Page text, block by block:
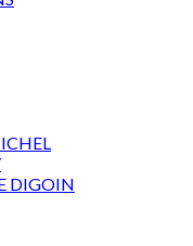
DIGOIN